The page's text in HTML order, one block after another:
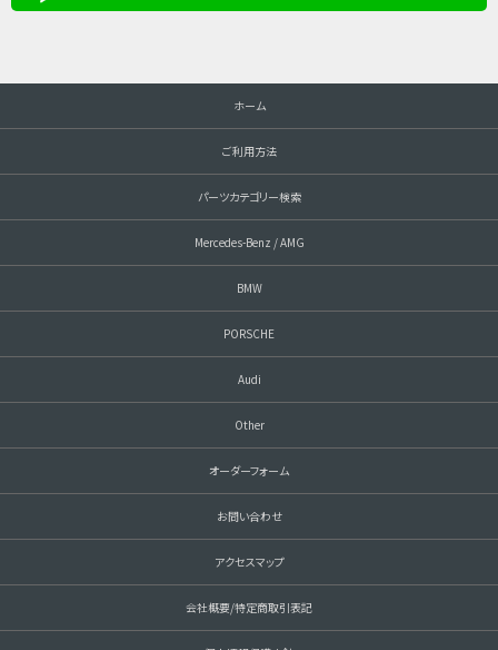
ホーム
ご利用方法
パーツカテゴリー検索
Mercedes-Benz / AMG
BMW
PORSCHE
Audi
Other
オーダーフォーム
お問い合わせ
アクセスマップ
会社概要/特定商取引表記